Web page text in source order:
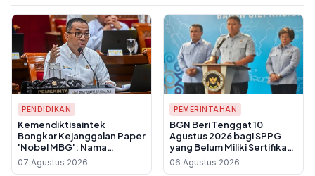
PENDIDIKAN
Kemendiktisaintek
Bongkar Kejanggalan Paper
'Nobel MBG': Nama
Prabowo Dicatut Tanpa
Izin, Penulis Utama Belum
07 Agustus 2026
PEMERINTAHAN
BGN Beri Tenggat 10
Agustus 2026 bagi SPPG
yang Belum Miliki Sertifikat
Laik Higiene Sanitasi
06 Agustus 2026